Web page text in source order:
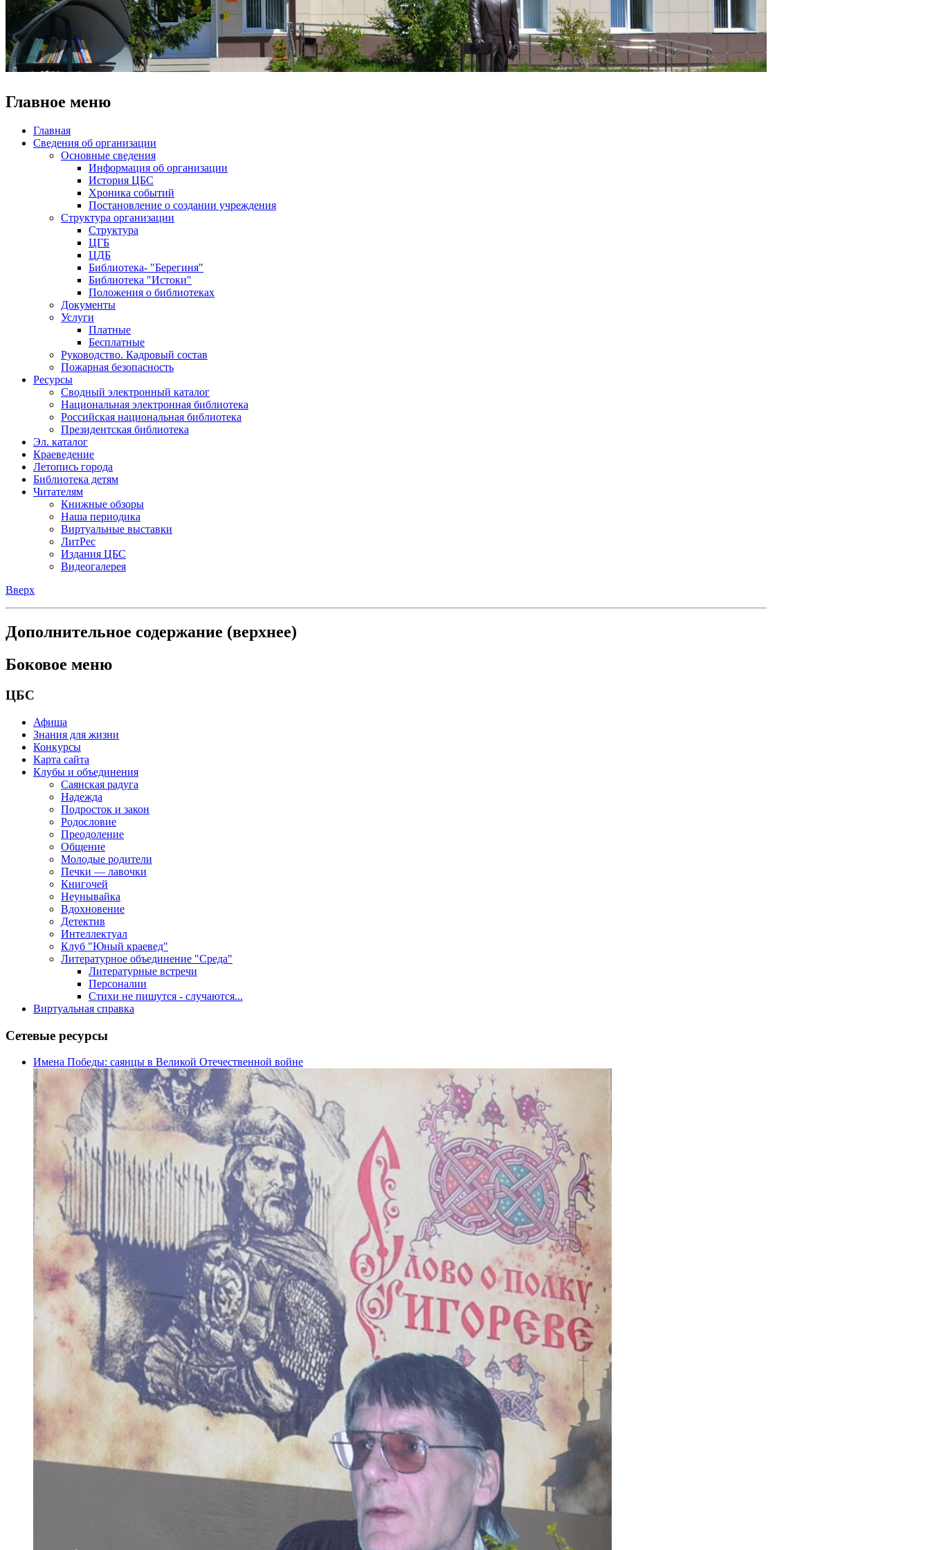
Главное меню
Главная
Сведения об организации
Основные сведения
Информация об организации
История ЦБС
Хроника событий
Постановление о создании учреждения
Структура организации
Структура
ЦГБ
ЦДБ
Библиотека- "Берегиня"
Библиотека "Истоки"
Положения о библиотеках
Документы
Услуги
Платные
Бесплатные
Руководство. Кадровый состав
Пожарная безопасность
Ресурсы
Сводный электронный каталог
Национальная электронная библиотека
Российская национальная библиотека
Президентская библиотека
Эл. каталог
Краеведение
Летопись города
Библиотека детям
Читателям
Книжные обзоры
Наша периодика
Виртуальные выставки
ЛитРес
Издания ЦБС
Видеогалерея
Вверх
Дополнительное содержание (верхнее)
Боковое меню
ЦБС
Афиша
Знания для жизни
Конкурсы
Карта сайта
Клубы и объединения
Саянская радуга
Надежда
Подросток и закон
Родословие
Преодоление
Общение
Молодые родители
Печки — лавочки
Книгочей
Неунывайка
Вдохновение
Детектив
Интеллектуал
Клуб "Юный краевед"
Литературное объединение "Среда"
Литературные встречи
Персоналии
Стихи не пишутся - случаются...
Виртуальная справка
Сетевые ресурсы
Имена Победы: саянцы в Великой Отечественной войне